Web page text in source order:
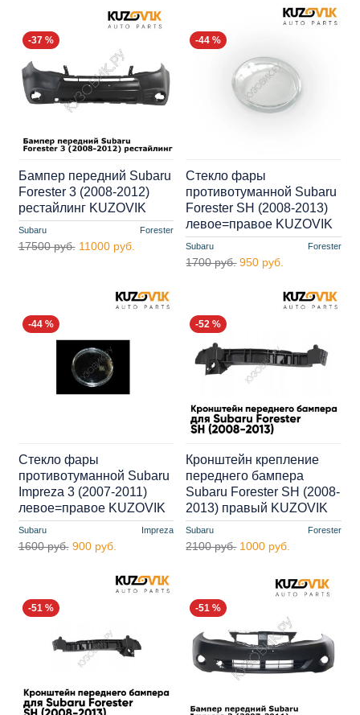
-37 %
Subaru Forester
Бампер передний Subaru
Forester 3 (2008-2012)
рестайлинг KUZOVIK
17500 руб. 11000 руб.
-44 %
Subaru Forester
Стекло фары
противотуманной Subaru
Forester SH (2008-2013)
левое=правое KUZOVIK
1700 руб. 950 руб.
-44 %
Subaru Impreza
Стекло фары
противотуманной Subaru
Impreza 3 (2007-2011)
левое=правое KUZOVIK
1600 руб. 900 руб.
-52 %
Subaru Forester
Кронштейн крепление
переднего бампера
Subaru Forester SH (2008-
2013) правый KUZOVIK
2100 руб. 1000 руб.
-51 % -51 %